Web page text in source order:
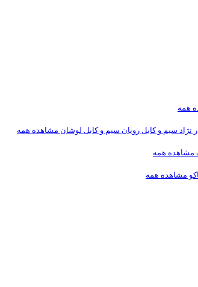
همه
نژاد سیم و کابل رویان سیم و کابل لوشان مشاهده همه
مشاهده همه
مشاهده همه